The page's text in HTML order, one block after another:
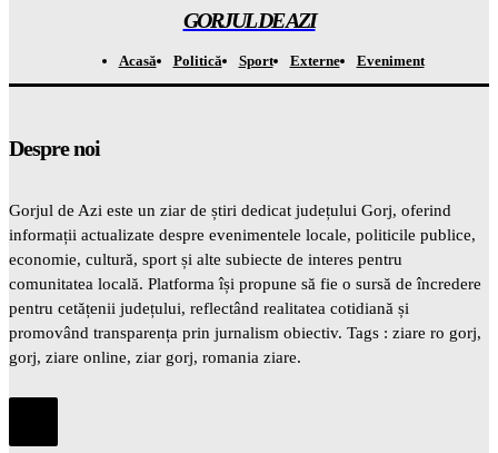
GORJUL DE AZI
Acasă Politică Sport Externe Eveniment
Despre noi
Gorjul de Azi este un ziar de știri dedicat județului Gorj, oferind
informații actualizate despre evenimentele locale, politicile publice,
economie, cultură, sport și alte subiecte de interes pentru
comunitatea locală. Platforma își propune să fie o sursă de încredere
pentru cetățenii județului, reflectând realitatea cotidiană și
promovând transparența prin jurnalism obiectiv. Tags : ziare ro gorj,
gorj, ziare online, ziar gorj, romania ziare.